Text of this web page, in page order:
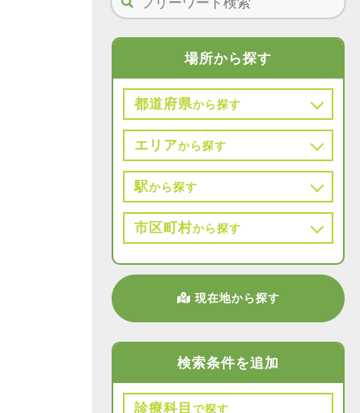
場所から探す
都道府県から探す
エリアから探す
駅から探す
市区町村から探す
現在地から探す
検索条件を追加
診療科目で探す